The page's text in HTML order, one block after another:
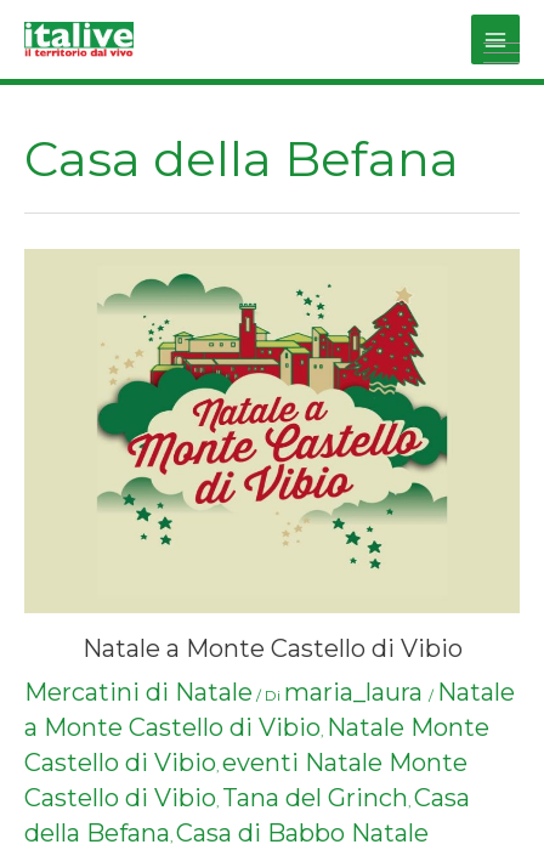
Main
Casa della Befana
Natale a Monte Castello di Vibio
Mercatini di Natale / Di maria_laura / Natale
a Monte Castello di Vibio, Natale Monte
Castello di Vibio, eventi Natale Monte
Castello di Vibio, Tana del Grinch, Casa
della Befana, Casa di Babbo Natale